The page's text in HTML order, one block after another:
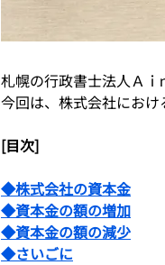
札幌の行政書士法人Ａｉ
今回は、株式会社におけ
[目次]
◆株式会社の資本金
◆資本金の額の増加
◆資本金の額の減少
◆さいごに